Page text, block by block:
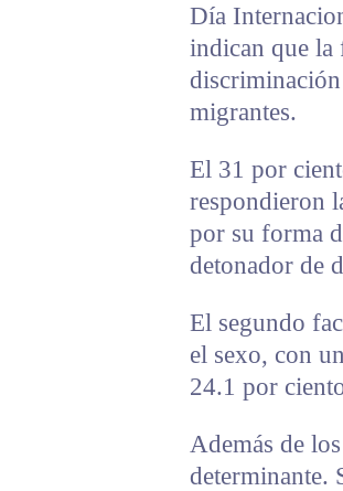
Día
indican que la
discriminación
migrantes.
El 31 por
respondieron
por su forma
detonador de
El segundo
el sexo, con
24.1 por
Además de
determinante.